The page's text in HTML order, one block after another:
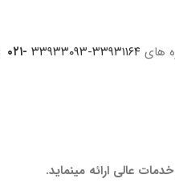
های -۰۲۱
عالی ارائه مینماید.